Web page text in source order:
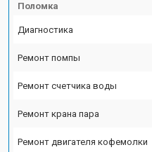
Поломка
Диагностика
Ремонт помпы
Ремонт счетчика воды
Ремонт крана пара
Ремонт двигателя кофемолки